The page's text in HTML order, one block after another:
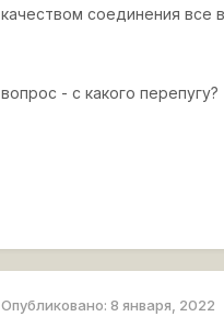
качеством соединения все
вопрос - с какого перепугу?
Опубликовано:8 января, 2022